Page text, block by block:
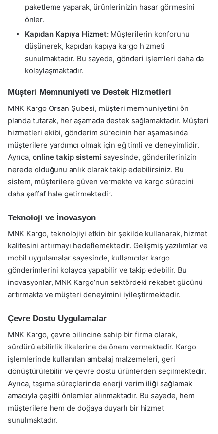
paketleme yaparak, ürünlerinizin hasar görmesini
önler.
Kapıdan Kapıya Hizmet: Müşterilerin konforunu
düşünerek, kapıdan kapıya kargo hizmeti
sunulmaktadır. Bu sayede, gönderi işlemleri daha da
kolaylaşmaktadır.
Müşteri Memnuniyeti ve Destek Hizmetleri
MNK Kargo Orsan Şubesi, müşteri memnuniyetini ön
planda tutarak, her aşamada destek sağlamaktadır. Müşteri
hizmetleri ekibi, gönderim sürecinin her aşamasında
müşterilere yardımcı olmak için eğitimli ve deneyimlidir.
Ayrıca, online takip sistemi sayesinde, gönderilerinizin
nerede olduğunu anlık olarak takip edebilirsiniz. Bu
sistem, müşterilere güven vermekte ve kargo sürecini
daha şeffaf hale getirmektedir.
Teknoloji ve İnovasyon
MNK Kargo, teknolojiyi etkin bir şekilde kullanarak, hizmet
kalitesini artırmayı hedeflemektedir. Gelişmiş yazılımlar ve
mobil uygulamalar sayesinde, kullanıcılar kargo
gönderimlerini kolayca yapabilir ve takip edebilir. Bu
inovasyonlar, MNK Kargo’nun sektördeki rekabet gücünü
artırmakta ve müşteri deneyimini iyileştirmektedir.
Çevre Dostu Uygulamalar
MNK Kargo, çevre bilincine sahip bir firma olarak,
sürdürülebilirlik ilkelerine de önem vermektedir. Kargo
işlemlerinde kullanılan ambalaj malzemeleri, geri
dönüştürülebilir ve çevre dostu ürünlerden seçilmektedir.
Ayrıca, taşıma süreçlerinde enerji verimliliği sağlamak
amacıyla çeşitli önlemler alınmaktadır. Bu sayede, hem
müşterilere hem de doğaya duyarlı bir hizmet
sunulmaktadır.